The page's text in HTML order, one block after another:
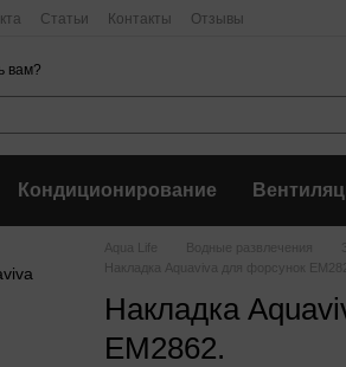
Статьи Контакты Отзывы
вам?
Кондиционирование
Aqua Life Водные развлечения
Накладка Aquaviva для форсунок
Накладка
EM2862.